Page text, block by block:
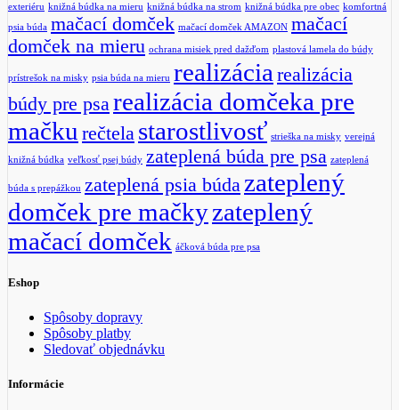
exteriéru knižná búdka na mieru knižná búdka na strom knižná búdka pre obec komfortná
psia búda mačací domček mačací domček AMAZON mačací
domček na mieru ochrana misiek pred dažďom plastová lamela do búdy
prístrešok na misky psia búda na mieru realizácia realizácia
búdy pre psarealizácia domčeka pre
mačku rečtela starostlivosť strieška na misky verejná
knižná búdka veľkosť psej búdy zateplená búda pre psa zateplená
búda s prepážkou zateplená psia búda zateplený
domček pre mačkyzateplený
mačací domček áčková búda pre psa
Eshop
Spôsoby dopravy
Spôsoby platby
Sledovať objednávku
Informácie